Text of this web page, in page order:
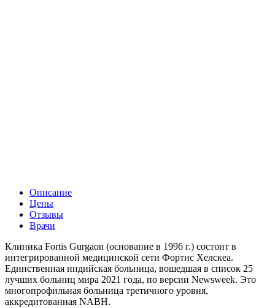
Описание
Цены
Отзывы
Врачи
Клиника Fortis Gurgaon (основание в 1996 г.) состоит в
интегрированной медицинской сети Фортис Хелскеа.
Единственная индийская больница, вошедшая в список 25
лучших больниц мира 2021 года, по версии Newsweek. Это
многопрофильная больница третичного уровня,
аккредитованная NABH.